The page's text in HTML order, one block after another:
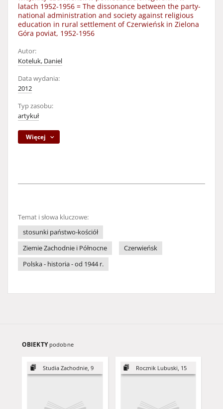
latach 1952-1956 = The dissonance between the party-
national administration and society against religious
education in rural settlement of Czerwieńsk in Zielona
Góra poviat, 1952-1956
Autor:
Koteluk, Daniel
Data wydania:
2012
Typ zasobu:
artykuł
Więcej
Temat i słowa kluczowe:
stosunki państwo-kościół
Ziemie Zachodnie i Północne
Czerwieńsk
Polska - historia - od 1944 r.
OBIEKTY podobne
Studia Zachodnie, 9 Rocznik Lubuski, 15